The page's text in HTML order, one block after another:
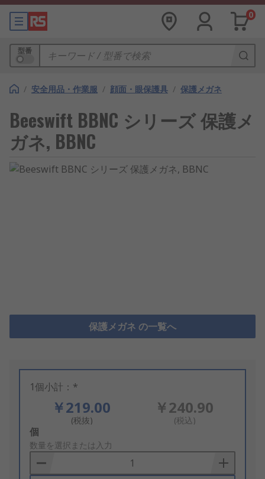
0
型番
/ 安全用品・作業服 / 顔面・眼保護具 / 保護メガネ
Beeswift BBNC シリーズ 保護メ
ガネ, BBNC
保護メガネ の一覧へ
1個小計：*
￥219.00
(税抜)
￥240.90
(税込)
Add
to
Basket
個
数量を選択または入力